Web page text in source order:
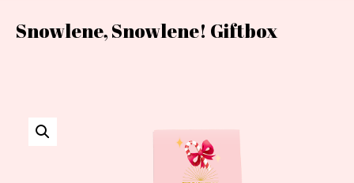
Snowlene, Snowlene! Giftbox